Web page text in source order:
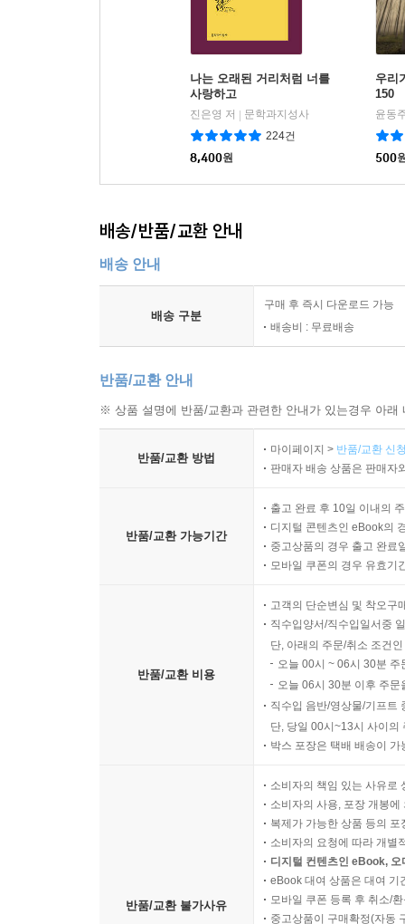
나는 오래된 거리처럼 너를
사랑하고
진은영 저 | 문학과지성사
224건
8,400원
우리
150
500
배송/반품/교환 안내
배송 안내
배송 구분
구매 후 즉시 다운로드 가능
배송비 : 무료배송
반품/교환 안내
※ 상품 설명에 반품/교환과 관련한 안내가 있는경우 아
반품/교환 방법
마이페이지 > 반품/교환 신
판매자 배송 상품은 판매자
반품/교환 가능기간
출고 완료 후 10일 이내의
디지털 콘텐츠인 eBook의
중고상품의 경우 출고 완료
모바일 쿠폰의 경우 유효기
반품/교환 비용
고객의 단순변심 및 착오구
직수입양서/직수입일서중
단, 아래의 주문/취소 조건
오늘 00시 ~ 06시 30분
오늘 06시 30분 이후 주
직수입 음반/영상물/기프트
단, 당일 00시~13시 사이의
박스 포장은 택배 배송이
반품/교환 불가사유
소비자의 책임 있는 사유로
소비자의 사용, 포장 개봉
복제가 가능한 상품 등의
소비자의 요청에 따라 개별
디지털 컨텐츠인 eBook,
eBook 대여 상품은 대여 기
모바일 쿠폰 등록 후 취소/
중고상품이 구매확정(자동